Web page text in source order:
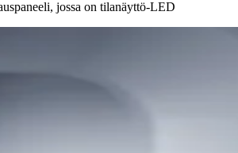
jossa on tilanäyttö-LED